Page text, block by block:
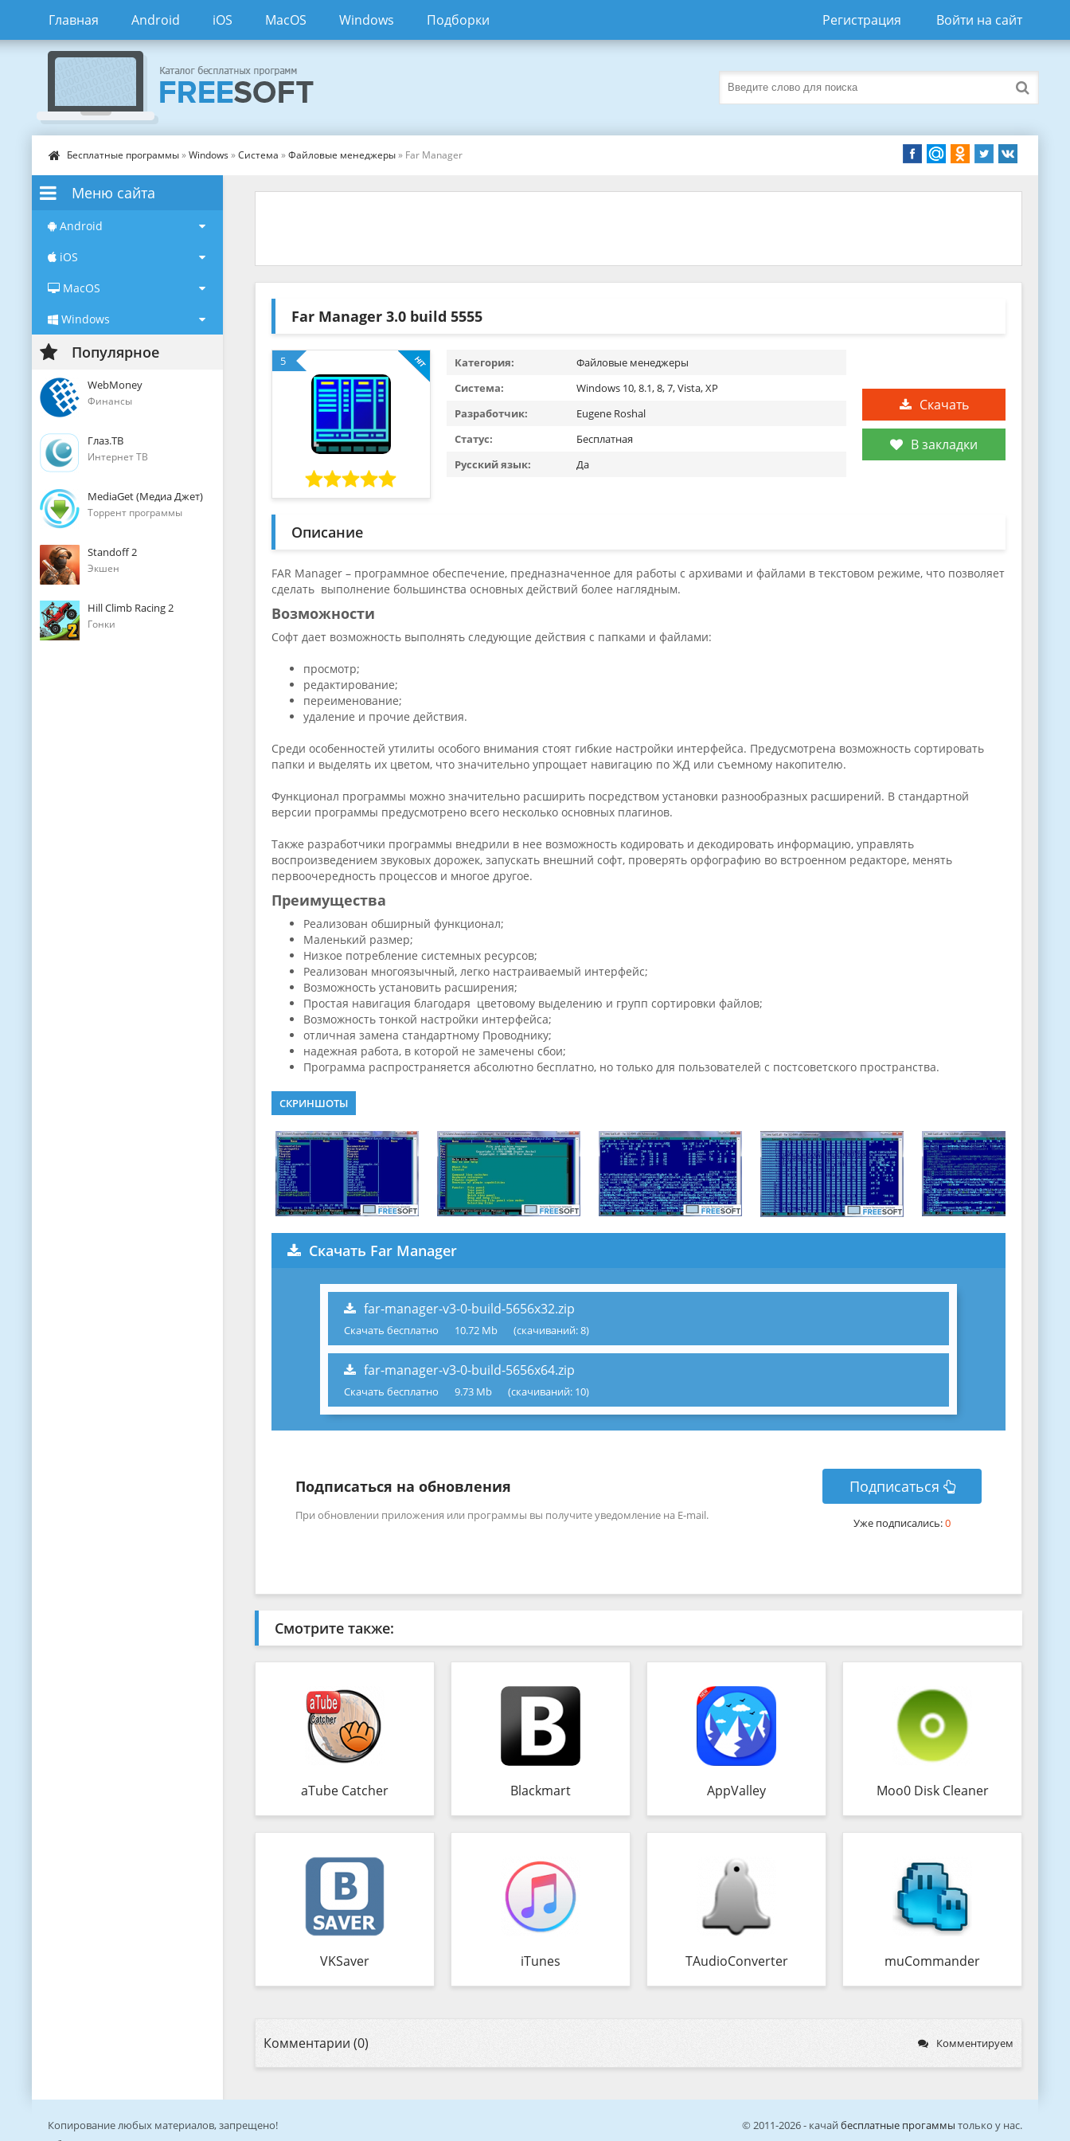
Главная Android iOS MacOS Windows Подборки Регистрация Войти на сайт
Бесплатные программы»Windows »Система »Файловые менеджеры» Far Manager
Меню сайта
Android
iOS
MacOS
Windows
Популярное
WebMoney
Финансы
Глаз.ТВ
Интернет ТВ
MediaGet (Медиа Джет)
Торрент программы
Standoff 2
Экшен
Hill Climb Racing 2
Гонки
Far Manager 3.0 build 5555
5
Скачать
В закладки
Категория:
Файловые менеджеры
Система:
Windows 10, 8.1, 8, 7, Vista, XP
Разработчик:
Eugene Roshal
Статус:
Бесплатная
Русский язык:
Да
Описание
FAR Manager – программное обеспечение, предназначенное для работы с архивами и файлами в текстовом режиме, что позволяет
сделать выполнение большинства основных действий более наглядным.
Возможности
Софт дает возможность выполнять следующие действия с папками и файлами:
просмотр;
редактирование;
переименование;
удаление и прочие действия.
Среди особенностей утилиты особого внимания стоят гибкие настройки интерфейса. Предусмотрена возможность сортировать
папки и выделять их цветом, что значительно упрощает навигацию по ЖД или съемному накопителю.
Функционал программы можно значительно расширить посредством установки разнообразных расширений. В стандартной
версии программы предусмотрено всего несколько основных плагинов.
Также разработчики программы внедрили в нее возможность кодировать и декодировать информацию, управлять
воспроизведением звуковых дорожек, запускать внешний софт, проверять орфографию во встроенном редакторе, менять
первоочередность процессов и многое другое.
Преимущества
Реализован обширный функционал;
Маленький размер;
Низкое потребление системных ресурсов;
Реализован многоязычный, легко настраиваемый интерфейс;
Возможность установить расширения;
Простая навигация благодаря цветовому выделению и групп сортировки файлов;
Возможность тонкой настройки интерфейса;
отличная замена стандартному Проводнику;
надежная работа, в которой не замечены сбои;
Программа распространяется абсолютно бесплатно, но только для пользователей с постсоветского пространства.
СКРИНШОТЫ
Скачать Far Manager
far-manager-v3-0-build-5656x32.zip
Скачать бесплатно 10.72 Mb (cкачиваний: 8)
far-manager-v3-0-build-5656x64.zip
Скачать бесплатно 9.73 Mb (cкачиваний: 10)
Подписаться на обновления
При обновлении приложения или программы вы получите уведомление на E-mail.
Подписаться
Уже подписались:0
Смотрите также:
aTube Catcher Blackmart AppValley Moo0 Disk Cleaner
VKSaver iTunes TAudioConverter muCommander
Комментарии (0) Комментируем
Копирование любых материалов, запрещено!
© 2011-2026 - качай бесплатные прогаммы только у нас.